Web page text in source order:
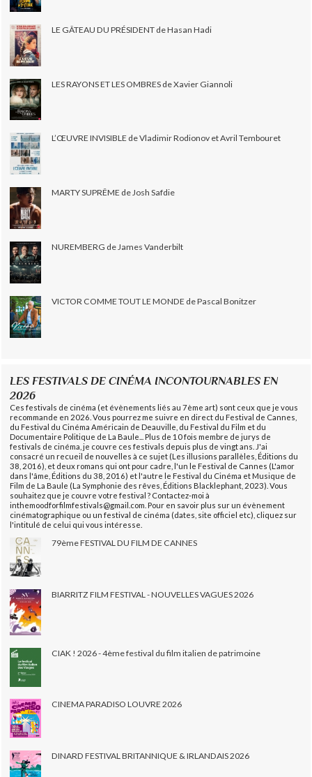
LE GÂTEAU DU PRÉSIDENT de Hasan Hadi
LES RAYONS ET LES OMBRES de Xavier Giannoli
L’ŒUVRE INVISIBLE de Vladimir Rodionov et Avril Tembouret
MARTY SUPRÊME de Josh Safdie
NUREMBERG de James Vanderbilt
VICTOR COMME TOUT LE MONDE de Pascal Bonitzer
LES FESTIVALS DE CINÉMA INCONTOURNABLES EN
2026
Ces festivals de cinéma (et évènements liés au 7ème art) sont ceux que je vous
recommande en 2026. Vous pourrez me suivre en direct du Festival de Cannes,
du Festival du Cinéma Américain de Deauville, du Festival du Film et du
Documentaire Politique de La Baule... Plus de 10 fois membre de jurys de
festivals de cinéma, je couvre ces festivals depuis plus de vingt ans. J'ai
consacré un recueil de nouvelles à ce sujet (Les illusions parallèles, Éditions du
38, 2016), et deux romans qui ont pour cadre, l'un le Festival de Cannes (L'amor
dans l'âme, Éditions du 38, 2016) et l'autre le Festival du Cinéma et Musique de
Film de La Baule (La Symphonie des rêves, Éditions Blacklephant, 2023). Vous
souhaitez que je couvre votre festival ? Contactez-moi à
inthemoodforfilmfestivals@gmail.com. Pour en savoir plus sur un évènement
cinématographique ou un festival de cinéma (dates, site officiel etc), cliquez sur
l'intitulé de celui qui vous intéresse.
79ème FESTIVAL DU FILM DE CANNES
BIARRITZ FILM FESTIVAL - NOUVELLES VAGUES 2026
CIAK ! 2026 - 4ème festival du film italien de patrimoine
CINEMA PARADISO LOUVRE 2026
DINARD FESTIVAL BRITANNIQUE & IRLANDAIS 2026